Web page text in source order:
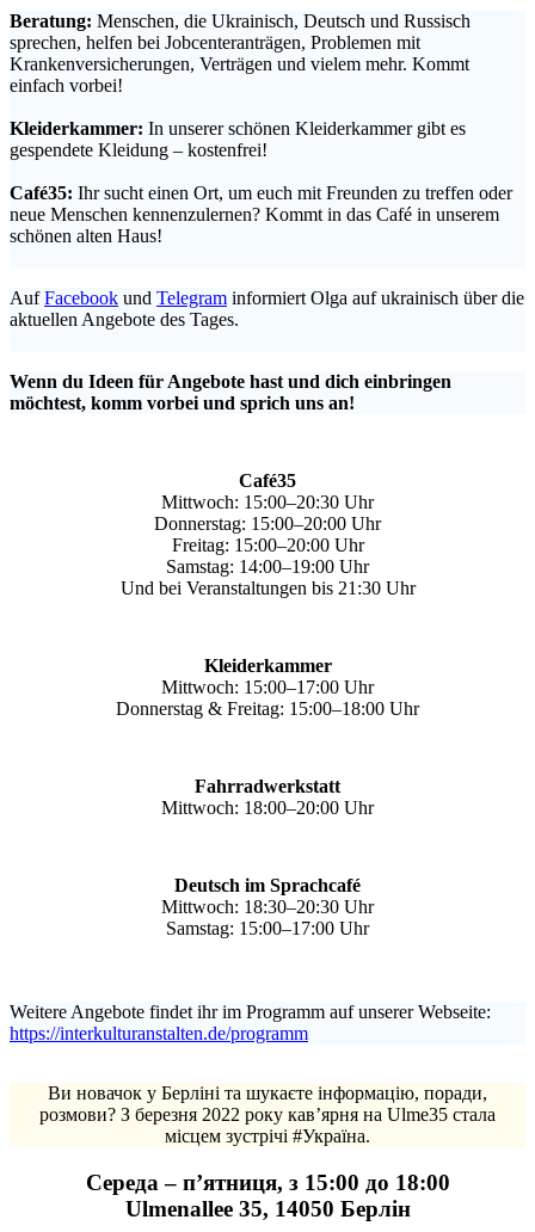
Beratung: Menschen, die Ukrainisch, Deutsch und Russisch
sprechen, helfen bei Jobcenteranträgen, Problemen mit
Krankenversicherungen, Verträgen und vielem mehr. Kommt
einfach vorbei!
Kleiderkammer: In unserer schönen Kleiderkammer gibt es
gespendete Kleidung – kostenfrei!
Café35: Ihr sucht einen Ort, um euch mit Freunden zu treffen oder
neue Menschen kennenzulernen? Kommt in das Café in unserem
schönen alten Haus!
AufFacebook und Telegram informiert Olga auf ukrainisch über die
aktuellen Angebote des Tages.
Wenn du Ideen für Angebote hast und dich einbringen
möchtest, komm vorbei und sprich uns an!
Café35
Mittwoch: 15:00–20:30 Uhr
Donnerstag: 15:00–20:00 Uhr
Freitag: 15:00–20:00 Uhr
Samstag: 14:00–19:00 Uhr
Und bei Veranstaltungen bis 21:30 Uhr
Kleiderkammer
Mittwoch: 15:00–17:00 Uhr
Donnerstag & Freitag: 15:00–18:00 Uhr
Fahrradwerkstatt
Mittwoch: 18:00–20:00 Uhr
Deutsch im Sprachcafé
Mittwoch: 18:30–20:30 Uhr
Samstag: 15:00–17:00 Uhr
Weitere Angebote findet ihr im Programm auf unserer Webseite:
https://interkulturanstalten.de/programm
Ви новачок у Берліні та шукаєте інформацію, поради,
розмови? З березня 2022 року кав’ярня на Ulme35 стала
місцем зустрічі #Україна.
Середа – п’ятниця, з 15:00 до 18:00
Ulmenallee 35, 14050 Берлін